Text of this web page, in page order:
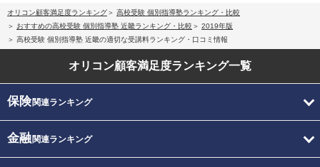
オリコン顧客満足度ランキング
高校受験 個別指導塾ランキング・比較
おすすめの高校受験 個別指導塾 近畿ランキング・比較
2019年版
高校受験 個別指導塾 近畿の適切な受講料ランキング・口コミ情報
オリコン顧客満足度ランキング一覧
保険関連ランキング
金融関連ランキング